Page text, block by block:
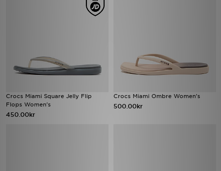
Crocs Miami Square Jelly Flip
Flops Women's
450.00kr
Crocs Miami Ombre Women's
500.00kr